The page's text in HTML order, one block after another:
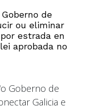
de
ou eliminar
estrada en
aprobada no
Goberno de
Galicia e